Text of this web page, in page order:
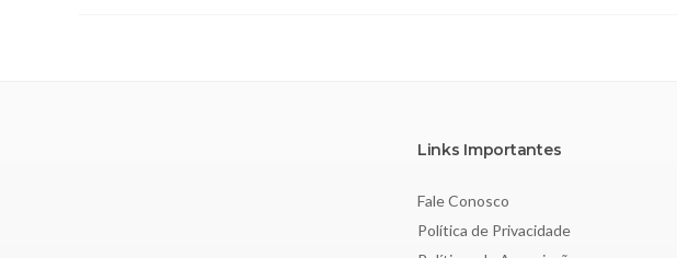
Links Importantes
Fale Conosco
Política de Privacidade